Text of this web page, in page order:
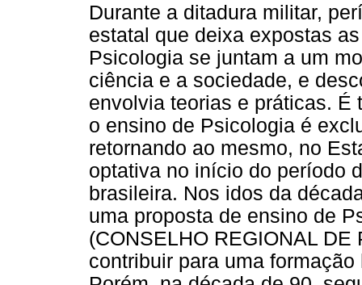
Durante a ditadura militar,
estatal que deixa expostas
Psicologia se juntam a um
ciência e a sociedade, e
envolvia teorias e práticas. É
o ensino de Psicologia é
retornando ao mesmo, no
optativa no início do período
brasileira. Nos idos da
uma proposta de ensino de
(CONSELHO REGIONAL
contribuir para uma